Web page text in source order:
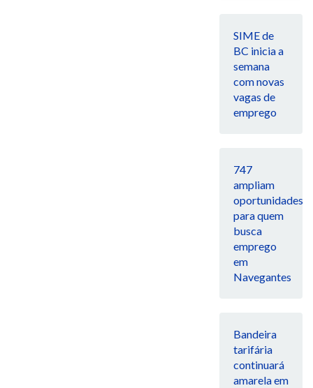
SIME de
BC inicia a
semana
com novas
vagas de
emprego
747
ampliam
oportunidades
para quem
busca
emprego
em
Navegantes
Bandeira
tarifária
continuará
amarela em